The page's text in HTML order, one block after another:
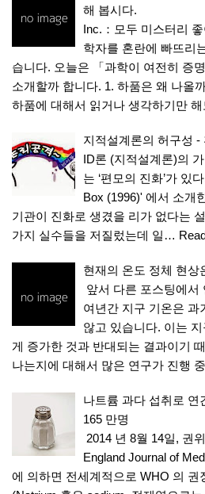
해 봅시다.
Inc.：모두 미스터리
학자를 혼란에 빠뜨리
습니다. 오늘은 「과학이 여전히 증
소개할까 합니다. 1. 하품은 왜 나올
하품에 대해서 읽거나 생각하기만
지적설계론의 허구성 -
ID론 (지적설계론)의
는 ‘편모의 진화’가 있
Box (1996)' 에서 소개
기관이 진화로 생겼을 리가 없다는
가지 실수들을 저질렀는데 일…
현재의 온도 정체 현상
앞서 다른 포스팅에서
여년간 지구 기온은 과
않고 있습니다. 이는
게 증가한 것과 반대되는 결과이기
나는지에 대해서 많은 연구가 진행
나트륨 과다 섭취로 연
165 만명
2014 년 8월 14일, 권
England Journal of
에 의하면 전세계적으로 WHO 의 권